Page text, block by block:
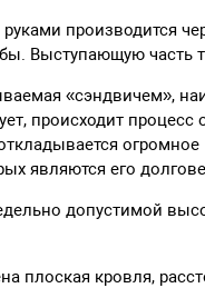
производится
Выступающую
«сэндвичем»,
происходит
являются его
допустимой
плоская кровля,